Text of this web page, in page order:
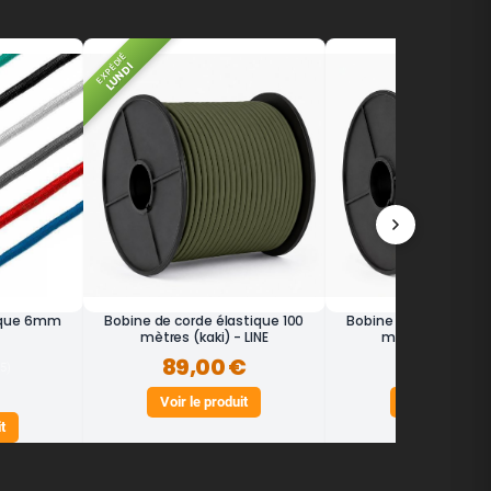
6mm
EXPÉDIÉ
LUNDI
Bobine de corde élastique 100
mètres (kaki) - LINE
89,00 €
Voir le produit
Bobine de corde
mètres (vert) -